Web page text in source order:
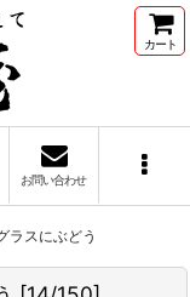
カート
お問い合わせ
ラスにぶどう